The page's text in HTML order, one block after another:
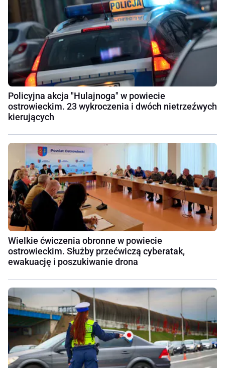
Policyjna akcja "Hulajnoga" w powiecie
ostrowieckim. 23 wykroczenia i dwóch nietrzeźwych
kierujących
Wielkie ćwiczenia obronne w powiecie
ostrowieckim. Służby przećwiczą cyberatak,
ewakuację i poszukiwanie drona